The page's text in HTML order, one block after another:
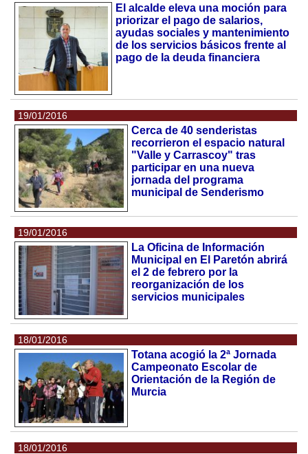
El alcalde eleva una moción para
priorizar el pago de salarios,
ayudas sociales y mantenimiento
de los servicios básicos frente al
pago de la deuda financiera
19/01/2016
Cerca de 40 senderistas
recorrieron el espacio natural
"Valle y Carrascoy" tras
participar en una nueva
jornada del programa
municipal de Senderismo
19/01/2016
La Oficina de Información
Municipal en El Paretón abrirá
el 2 de febrero por la
reorganización de los
servicios municipales
18/01/2016
Totana acogió la 2ª Jornada
Campeonato Escolar de
Orientación de la Región de
Murcia
18/01/2016